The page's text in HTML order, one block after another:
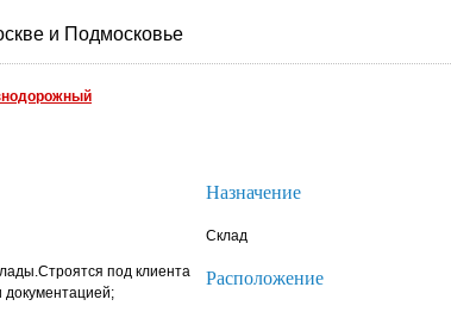
и Подмосковье
под клиента
документацией;
Назначение
Склад
Расположение